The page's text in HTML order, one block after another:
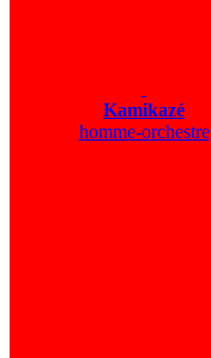
Kamikazé
homme-orchestre